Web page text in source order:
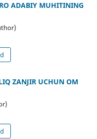
ADABIY MUHITINING
ZANJIR UCHUN OM